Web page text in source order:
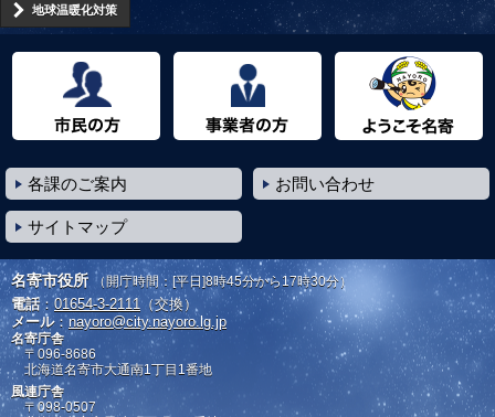
地球温暖化対策
各課のご案内 お問い合わせ
サイトマップ
名寄市役所 （開庁時間：[平日]8時45分から17時30分）
電話： 01654-3-2111（交換）
メール：nayoro@city.nayoro.lg.jp
名寄庁舎
〒096-8686
北海道名寄市大通南1丁目1番地
風連庁舎
〒098-0507